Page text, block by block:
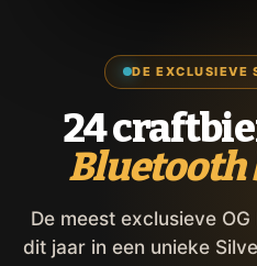
DE EXCLUSIEVE
24
Bluetooth
De meest exclusieve
dit jaar in een unieke